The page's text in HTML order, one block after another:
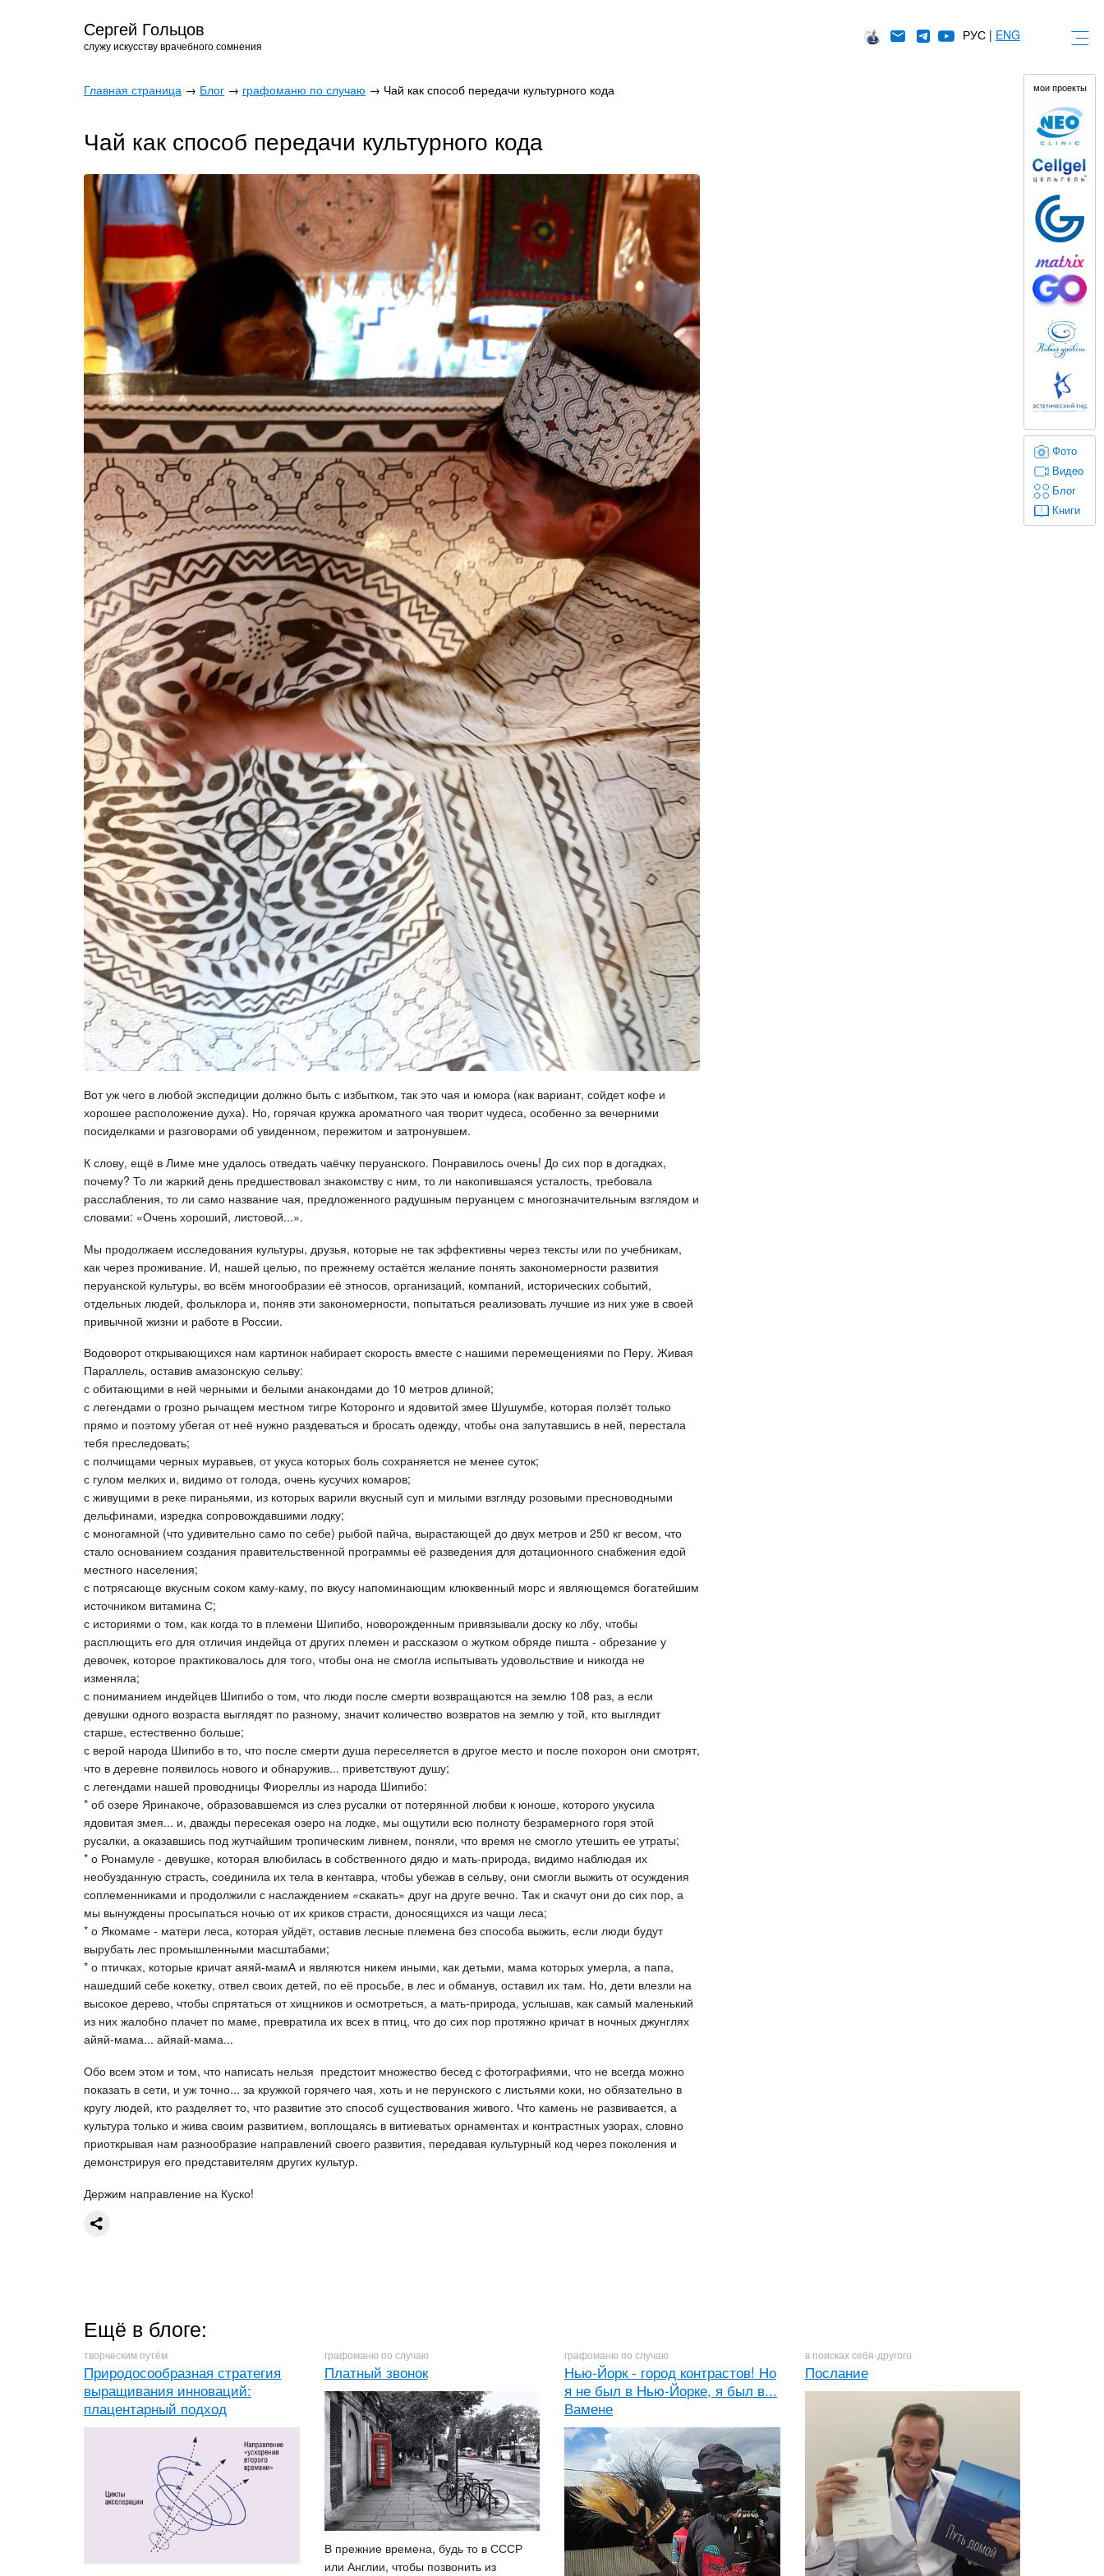
мои проекты
Фото
Видео
Блог
Книги
Сергей Гольцов
служу искусству врачебного сомнения
РУС | ENG
Главная страница → Блог → графоманю по случаю → Чай как способ передачи культурного кода
Чай как способ передачи культурного кода
Вот уж чего в любой экспедиции должно быть с избытком, так это чая и юмора (как вариант, сойдет кофе и
хорошее расположение духа). Но, горячая кружка ароматного чая творит чудеса, особенно за вечерними
посиделками и разговорами об увиденном, пережитом и затронувшем.
К слову, ещё в Лиме мне удалось отведать чаёчку перуанского. Понравилось очень! До сих пор в догадках,
почему? То ли жаркий день предшествовал знакомству с ним, то ли накопившаяся усталость, требовала
расслабления, то ли само название чая, предложенного радушным перуанцем с многозначительным взглядом и
словами: «Очень хороший, листовой...».
Мы продолжаем исследования культуры, друзья, которые не так эффективны через тексты или по учебникам,
как через проживание. И, нашей целью, по прежнему остаётся желание понять закономерности развития
перуанской культуры, во всём многообразии её этносов, организаций, компаний, исторических событий,
отдельных людей, фольклора и, поняв эти закономерности, попытаться реализовать лучшие из них уже в своей
привычной жизни и работе в России.
Водоворот открывающихся нам картинок набирает скорость вместе с нашими перемещениями по Перу. Живая
Параллель, оставив амазонскую сельву:
с обитающими в ней черными и белыми анакондами до 10 метров длиной;
с легендами о грозно рычащем местном тигре Которонго и ядовитой змее Шушумбе, которая ползёт только
прямо и поэтому убегая от неё нужно раздеваться и бросать одежду, чтобы она запутавшись в ней, перестала
тебя преследовать;
с полчищами черных муравьев, от укуса которых боль сохраняется не менее суток;
с гулом мелких и, видимо от голода, очень кусучих комаров;
с живущими в реке пираньями, из которых варили вкусный суп и милыми взгляду розовыми пресноводными
дельфинами, изредка сопровождавшими лодку;
с моногамной (что удивительно само по себе) рыбой пайча, вырастающей до двух метров и 250 кг весом, что
стало основанием создания правительственной программы её разведения для дотационного снабжения едой
местного населения;
с потрясающе вкусным соком каму-каму, по вкусу напоминающим клюквенный морс и являющемся богатейшим
источником витамина С;
с историями о том, как когда то в племени Шипибо, новорожденным привязывали доску ко лбу, чтобы
расплющить его для отличия индейца от других племен и рассказом о жутком обряде пишта - обрезание у
девочек, которое практиковалось для того, чтобы она не смогла испытывать удовольствие и никогда не
изменяла;
с пониманием индейцев Шипибо о том, что люди после смерти возвращаются на землю 108 раз, а если
девушки одного возраста выглядят по разному, значит количество возвратов на землю у той, кто выглядит
старше, естественно больше;
с верой народа Шипибо в то, что после смерти душа переселяется в другое место и после похорон они смотрят,
что в деревне появилось нового и обнаружив... приветствуют душу;
с легендами нашей проводницы Фиореллы из народа Шипибо:
* об озере Яринакоче, образовавшемся из слез русалки от потерянной любви к юноше, которого укусила
ядовитая змея... и, дважды пересекая озеро на лодке, мы ощутили всю полноту безрамерного горя этой
русалки, а оказавшись под жутчайшим тропическим ливнем, поняли, что время не смогло утешить ее утраты;
* о Ронамуле - девушке, которая влюбилась в собственного дядю и мать-природа, видимо наблюдая их
необузданную страсть, соединила их тела в кентавра, чтобы убежав в сельву, они смогли выжить от осуждения
соплеменниками и продолжили с наслаждением «скакать» друг на друге вечно. Так и скачут они до сих пор, а
мы вынуждены просыпаться ночью от их криков страсти, доносящихся из чащи леса;
* о Якомаме - матери леса, которая уйдёт, оставив лесные племена без способа выжить, если люди будут
вырубать лес промышленными масштабами;
* о птичках, которые кричат аяяй-мамА и являются никем иными, как детьми, мама которых умерла, а папа,
нашедший себе кокетку, отвел своих детей, по её просьбе, в лес и обманув, оставил их там. Но, дети влезли на
высокое дерево, чтобы спрятаться от хищников и осмотреться, а мать-природа, услышав, как самый маленький
из них жалобно плачет по маме, превратила их всех в птиц, что до сих пор протяжно кричат в ночных джунглях
айяй-мама... айяай-мама...
Обо всем этом и том, что написать нельзя предстоит множество бесед с фотографиями, что не всегда можно
показать в сети, и уж точно... за кружкой горячего чая, хоть и не перунского с листьями коки, но обязательно в
кругу людей, кто разделяет то, что развитие это способ существования живого. Что камень не развивается, а
культура только и жива своим развитием, воплощаясь в витиеватых орнаментах и контрастных узорах, словно
приоткрывая нам разнообразие направлений своего развития, передавая культурный код через поколения и
демонстрируя его представителям других культур.
Держим направление на Куско!
Ещё в блоге:
творческим путём
Природосообразная стратегия
выращивания инноваций:
плацентарный подход
графоманю по случаю
Платный звонок
В прежние времена, будь то в СССР
или Англии, чтобы позвонить из
графоманю по случаю
Нью-Йорк - город контрастов! Но
я не был в Нью-Йорке, я был в...
Вамене
в поисках себя-другого
Послание